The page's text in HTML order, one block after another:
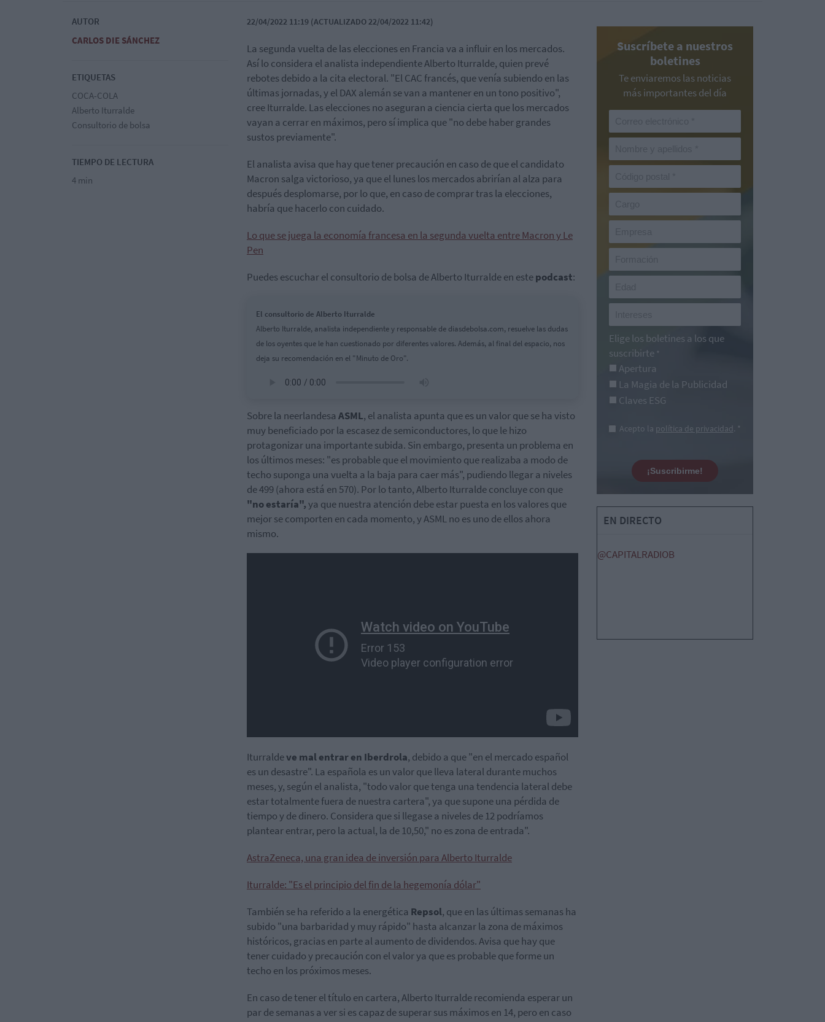
AUTOR
CARLOS DIE SÁNCHEZ
ETIQUETAS
COCA-COLA
Alberto Iturralde
Consultorio de bolsa
TIEMPO DE LECTURA
4 min
22/04/2022 11:19 (ACTUALIZADO 22/04/2022 11:42)
La segunda vuelta de las elecciones en Francia va a influir en los mercados.
Así lo considera el analista independiente Alberto Iturralde, quien prevé
rebotes debido a la cita electoral. "El CAC francés, que venía subiendo en las
últimas jornadas, y el DAX alemán se van a mantener en un tono positivo",
cree Iturralde. Las elecciones no aseguran a ciencia cierta que los mercados
vayan a cerrar en máximos, pero sí implica que "no debe haber grandes
sustos previamente".
El analista avisa que hay que tener precaución en caso de que el candidato
Macron salga victorioso, ya que el lunes los mercados abrirían al alza para
después desplomarse, por lo que, en caso de comprar tras la elecciones,
habría que hacerlo con cuidado.
Lo que se juega la economía francesa en la segunda vuelta entre Macron y Le
Pen
Puedes escuchar el consultorio de bolsa de Alberto Iturralde en estepodcast:
El consultorio de Alberto Iturralde
Alberto Iturralde, analista independiente y responsable de diasdebolsa.com, resuelve las dudas
de los oyentes que le han cuestionado por diferentes valores. Además, al final del espacio, nos
deja su recomendación en el "Minuto de Oro".
Sobre la neerlandesa ASML, el analista apunta que es un valor que se ha visto
muy beneficiado por la escasez de semiconductores, lo que le hizo
protagonizar una importante subida. Sin embargo, presenta un problema en
los últimos meses: "es probable que el movimiento que realizaba a modo de
techo suponga una vuelta a la baja para caer más", pudiendo llegar a niveles
de 499 (ahora está en 570). Por lo tanto, Alberto Iturralde concluye con que
"no estaría",ya que nuestra atención debe estar puesta en los valores que
mejor se comporten en cada momento, y ASML no es uno de ellos ahora
mismo.
Iturraldeve mal entrar en Iberdrola, debido a que "en el mercado español
es un desastre". La española es un valor que lleva lateral durante muchos
meses, y, según el analista, "todo valor que tenga una tendencia lateral debe
estar totalmente fuera de nuestra cartera", ya que supone una pérdida de
tiempo y de dinero. Considera que si llegase a niveles de 12 podríamos
plantear entrar, pero la actual, la de 10,50," no es zona de entrada".
AstraZeneca, una gran idea de inversión para Alberto Iturralde
Iturralde: "Es el principio del fin de la hegemonía dólar"
También se ha referido a la energética Repsol, que en las últimas semanas ha
subido "una barbaridad y muy rápido" hasta alcanzar la zona de máximos
históricos, gracias en parte al aumento de dividendos. Avisa que hay que
tener cuidado y precaución con el valor ya que es probable que forme un
techo en los próximos meses.
En caso de tener el título en cartera, Alberto Iturralde recomienda esperar un
par de semanas a ver si es capaz de superar sus máximos en 14, pero en caso
Suscríbete a nuestros
boletines
Te enviaremos las noticias
más importantes del día
Elige los boletines a los que
suscribirte *
Apertura
La Magia de la Publicidad
Claves ESG
Acepto la política de privacidad. *
¡Suscribirme!
EN DIRECTO
@CAPITALRADIOB